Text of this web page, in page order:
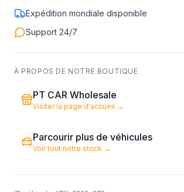
Expédition mondiale disponible
Support 24/7
À PROPOS DE NOTRE BOUTIQUE
PT CAR Wholesale
Visiter la page d'accueil →
Parcourir plus de véhicules
Voir tout notre stock →